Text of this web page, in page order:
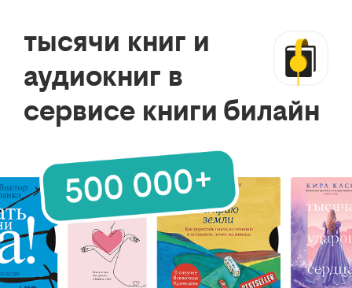
тысячи книг и
аудиокниг в
сервисе книги билайн